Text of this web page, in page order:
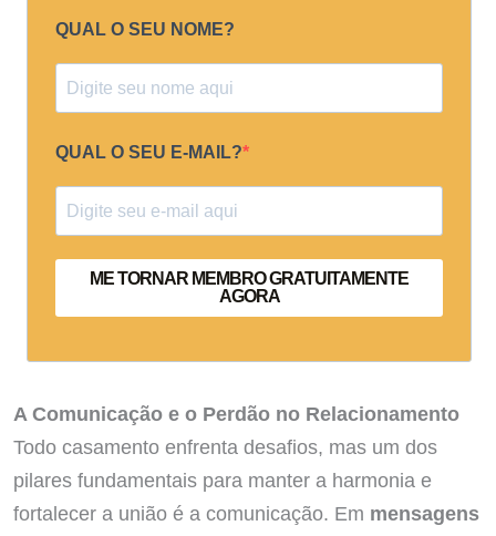
QUAL O SEU NOME?
QUAL O SEU E-MAIL?
ME TORNAR MEMBRO GRATUITAMENTE
AGORA
A Comunicação e o Perdão no Relacionamento
Todo casamento enfrenta desafios, mas um dos
pilares fundamentais para manter a harmonia e
fortalecer a união é a comunicação. Em mensagens